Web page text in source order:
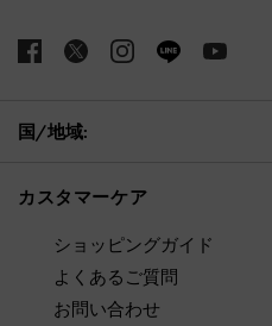
国/地域:
カスタマーケア
ショッピングガイド
よくあるご質問
お問い合わせ